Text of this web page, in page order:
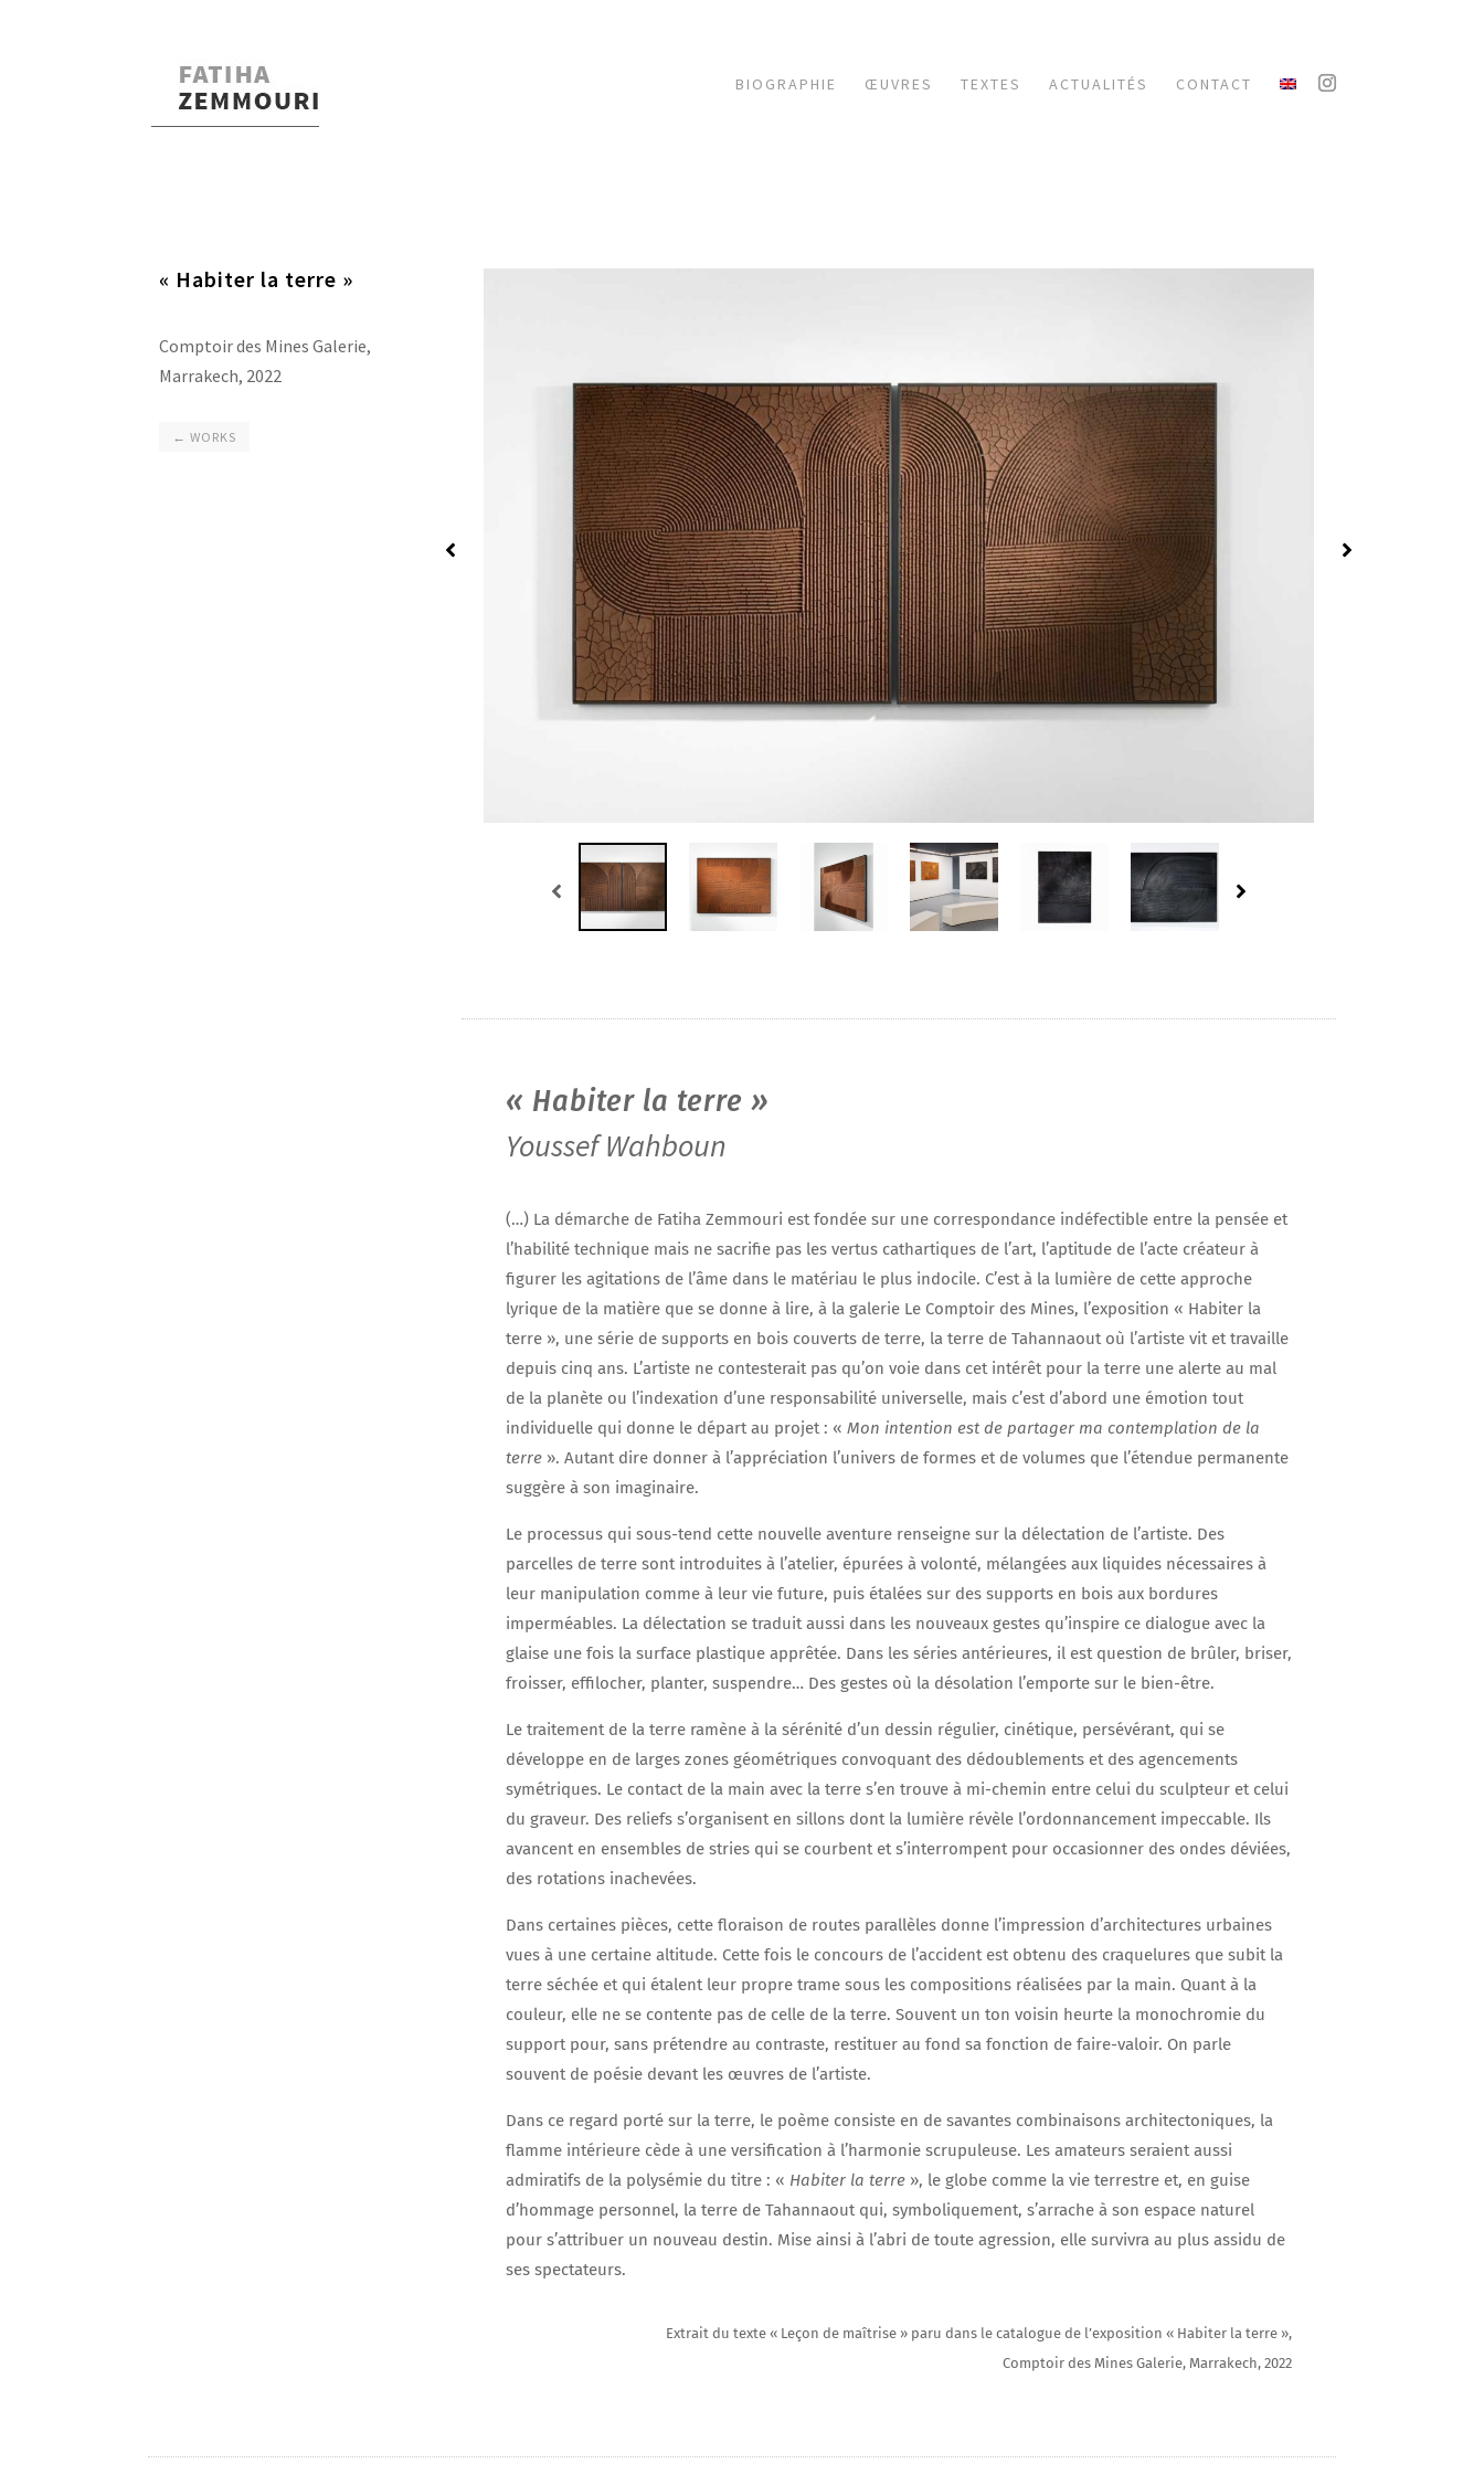
BIOGRAPHIE ŒUVRES TEXTES ACTUALITÉS CONTACT
« Habiter la terre »
Comptoir des Mines Galerie,
Marrakech, 2022
← WORKS
« Habiter la terre »
Youssef Wahboun
(…) La démarche de Fatiha Zemmouri est fondée sur une correspondance indéfectible entre la pensée et
l’habilité technique mais ne sacrifie pas les vertus cathartiques de l’art, l’aptitude de l’acte créateur à
figurer les agitations de l’âme dans le matériau le plus indocile. C’est à la lumière de cette approche
lyrique de la matière que se donne à lire, à la galerie Le Comptoir des Mines, l’exposition « Habiter la
terre », une série de supports en bois couverts de terre, la terre de Tahannaout où l’artiste vit et travaille
depuis cinq ans. L’artiste ne contesterait pas qu’on voie dans cet intérêt pour la terre une alerte au mal
de la planète ou l’indexation d’une responsabilité universelle, mais c’est d’abord une émotion tout
individuelle qui donne le départ au projet : « Mon intention est de partager ma contemplation de la
terre». Autant dire donner à l’appréciation l’univers de formes et de volumes que l’étendue permanente
suggère à son imaginaire.
Le processus qui sous-tend cette nouvelle aventure renseigne sur la délectation de l’artiste. Des
parcelles de terre sont introduites à l’atelier, épurées à volonté, mélangées aux liquides nécessaires à
leur manipulation comme à leur vie future, puis étalées sur des supports en bois aux bordures
imperméables. La délectation se traduit aussi dans les nouveaux gestes qu’inspire ce dialogue avec la
glaise une fois la surface plastique apprêtée. Dans les séries antérieures, il est question de brûler, briser,
froisser, effilocher, planter, suspendre… Des gestes où la désolation l’emporte sur le bien-être.
Le traitement de la terre ramène à la sérénité d’un dessin régulier, cinétique, persévérant, qui se
développe en de larges zones géométriques convoquant des dédoublements et des agencements
symétriques. Le contact de la main avec la terre s’en trouve à mi-chemin entre celui du sculpteur et celui
du graveur. Des reliefs s’organisent en sillons dont la lumière révèle l’ordonnancement impeccable. Ils
avancent en ensembles de stries qui se courbent et s’interrompent pour occasionner des ondes déviées,
des rotations inachevées.
Dans certaines pièces, cette floraison de routes parallèles donne l’impression d’architectures urbaines
vues à une certaine altitude. Cette fois le concours de l’accident est obtenu des craquelures que subit la
terre séchée et qui étalent leur propre trame sous les compositions réalisées par la main. Quant à la
couleur, elle ne se contente pas de celle de la terre. Souvent un ton voisin heurte la monochromie du
support pour, sans prétendre au contraste, restituer au fond sa fonction de faire-valoir. On parle
souvent de poésie devant les œuvres de l’artiste.
Dans ce regard porté sur la terre, le poème consiste en de savantes combinaisons architectoniques, la
flamme intérieure cède à une versification à l’harmonie scrupuleuse. Les amateurs seraient aussi
admiratifs de la polysémie du titre : « Habiter la terre», le globe comme la vie terrestre et, en guise
d’hommage personnel, la terre de Tahannaout qui, symboliquement, s’arrache à son espace naturel
pour s’attribuer un nouveau destin. Mise ainsi à l’abri de toute agression, elle survivra au plus assidu de
ses spectateurs.
Extrait du texte « Leçon de maîtrise » paru dans le catalogue de l’exposition « Habiter la terre »,
Comptoir des Mines Galerie, Marrakech, 2022